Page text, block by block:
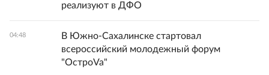
реализуют в ДФО
04:48
В Южно-Сахалинске стартовал
всероссийский молодежный форум
"ОстроVa"